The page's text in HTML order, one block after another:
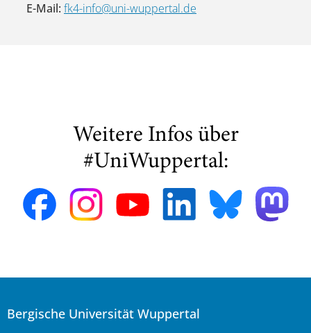
E-Mail: fk4-info@uni-wuppertal.de
Weitere Infos über
#UniWuppertal:
Bergische Universität Wuppertal